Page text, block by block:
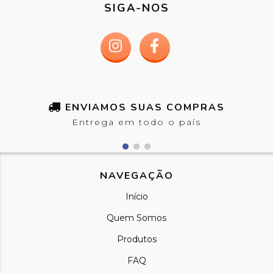
SIGA-NOS
ENVIAMOS SUAS COMPRAS
Entrega em todo o país
NAVEGAÇÃO
Início
Quem Somos
Produtos
FAQ